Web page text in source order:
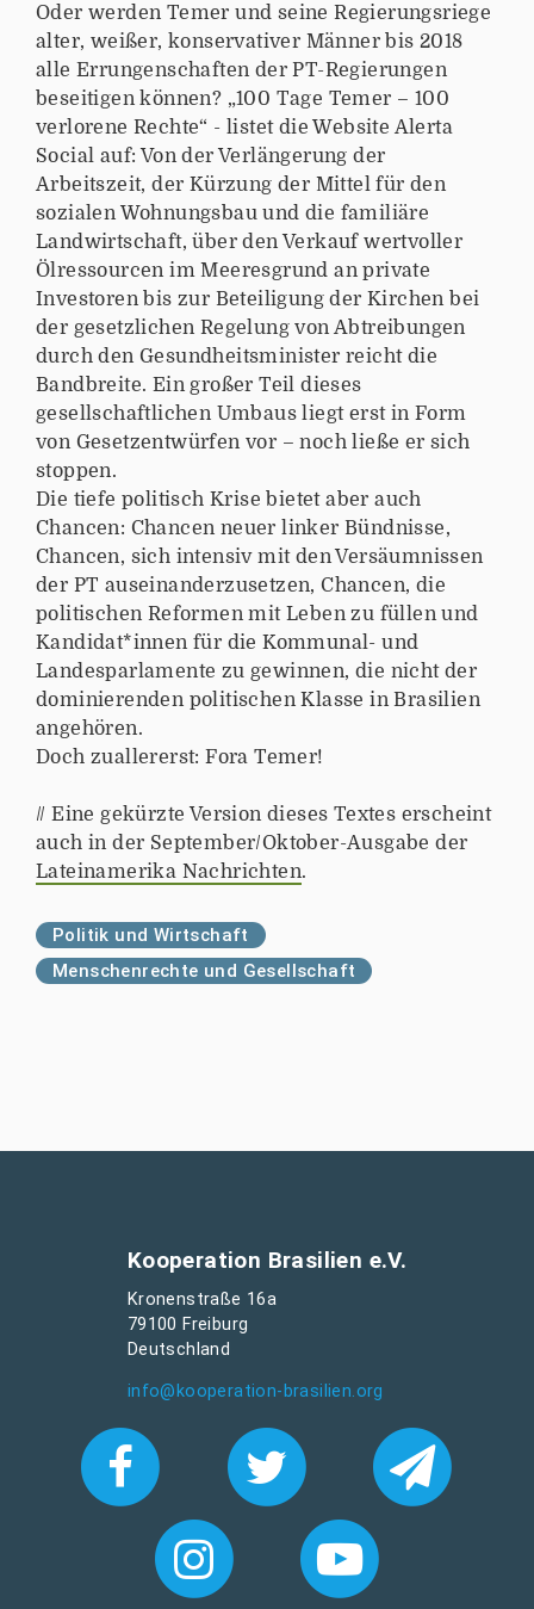
Oder werden Temer und seine Regierungsriege
alter, weißer, konservativer Männer bis 2018
alle Errungenschaften der PT-Regierungen
beseitigen können? „100 Tage Temer – 100
verlorene Rechte“ - listet die Website Alerta
Social auf: Von der Verlängerung der
Arbeitszeit, der Kürzung der Mittel für den
sozialen Wohnungsbau und die familiäre
Landwirtschaft, über den Verkauf wertvoller
Ölressourcen im Meeresgrund an private
Investoren bis zur Beteiligung der Kirchen bei
der gesetzlichen Regelung von Abtreibungen
durch den Gesundheitsminister reicht die
Bandbreite. Ein großer Teil dieses
gesellschaftlichen Umbaus liegt erst in Form
von Gesetzentwürfen vor – noch ließe er sich
stoppen.
Die tiefe politisch Krise bietet aber auch
Chancen: Chancen neuer linker Bündnisse,
Chancen, sich intensiv mit den Versäumnissen
der PT auseinanderzusetzen, Chancen, die
politischen Reformen mit Leben zu füllen und
Kandidat*innen für die Kommunal- und
Landesparlamente zu gewinnen, die nicht der
dominierenden politischen Klasse in Brasilien
angehören.
Doch zuallererst: Fora Temer!
// Eine gekürzte Version dieses Textes erscheint
auch in der September/Oktober-Ausgabe der
Lateinamerika Nachrichten.
Politik und Wirtschaft
Menschenrechte und Gesellschaft
Kooperation Brasilien e.V.
Kronenstraße 16a
79100 Freiburg
Deutschland
info@kooperation-brasilien.org